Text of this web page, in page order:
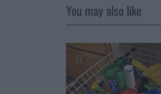
You may also like